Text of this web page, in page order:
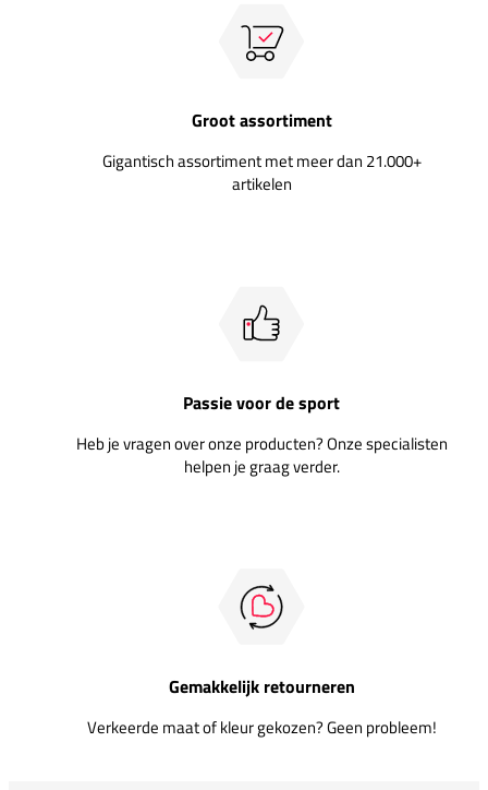
Groot assortiment
Gigantisch assortiment met meer dan 21.000+
artikelen
Passie voor de sport
Heb je vragen over onze producten? Onze specialisten
helpen je graag verder.
Gemakkelijk retourneren
Verkeerde maat of kleur gekozen? Geen probleem!